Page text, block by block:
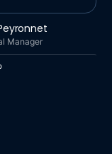
Manager